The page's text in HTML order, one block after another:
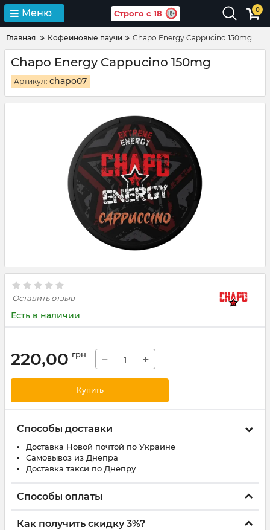
Меню Строго с 18 0
Главная Кофеиновые паучи Chapo Energy Cappucino 150mg
Chapo Energy Cappucino 150mg
Артикул: chapo07
Оставить отзыв
Есть в наличии
220,00 грн − +
Купить
Способы доставки
Доставка Новой почтой по Украине
Самовывоз из Днепра
Доставка такси по Днепру
Способы оплаты
Как получить скидку 3%?